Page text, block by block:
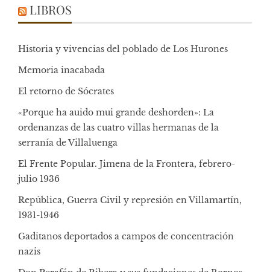
LIBROS
Historia y vivencias del poblado de Los Hurones
Memoria inacabada
El retorno de Sócrates
«Porque ha auido mui grande deshorden»: La
ordenanzas de las cuatro villas hermanas de la
serranía de Villaluenga
El Frente Popular. Jimena de la Frontera, febrero-
julio 1936
República, Guerra Civil y represión en Villamartín,
1931-1946
Gaditanos deportados a campos de concentración
nazis